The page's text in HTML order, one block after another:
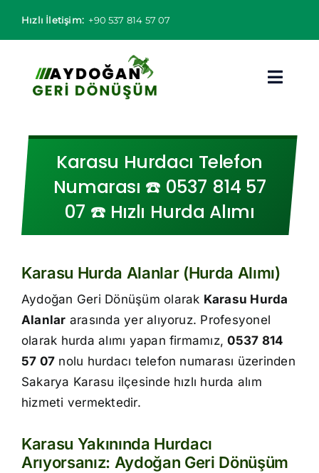
Hızlı İletişim: +90 537 814 57 07
Hurda Fiyatları
Hizmet Bölgeleri
Hakkımızda
İletişim
Karasu Hurdacı Telefon
Numarası ☎️ 0537 814 57
07 ☎️ Hızlı Hurda Alımı
Karasu Hurda Alanlar (Hurda Alımı)
Aydoğan Geri Dönüşüm olarak Karasu Hurda
Alanlar arasında yer alıyoruz. Profesyonel
olarak hurda alımı yapan firmamız,0537 814
57 07 nolu hurdacı telefon numarası üzerinden
Sakarya Karasu ilçesinde hızlı hurda alım
hizmeti vermektedir.
Karasu Yakınında Hurdacı
Arıyorsanız: Aydoğan Geri Dönüşüm